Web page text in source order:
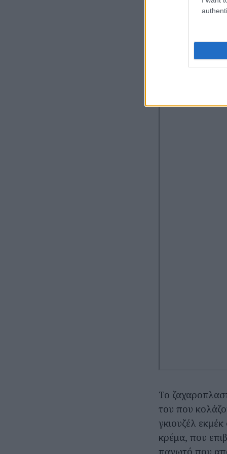
Προύσης 22,
Το
του που
γκιουζέλ
κρέμα, που
παγωτό που